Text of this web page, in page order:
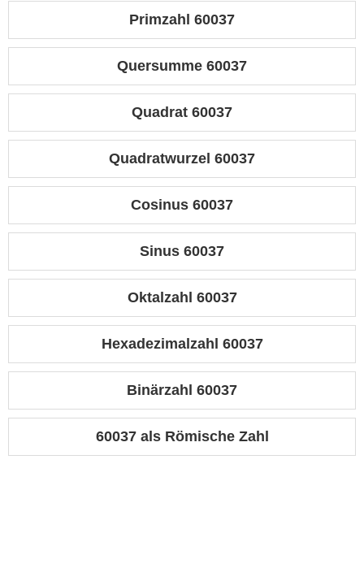
Primzahl 60037
Quersumme 60037
Quadrat 60037
Quadratwurzel 60037
Cosinus 60037
Sinus 60037
Oktalzahl 60037
Hexadezimalzahl 60037
Binärzahl 60037
60037 als Römische Zahl